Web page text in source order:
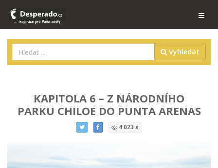
Vyhledat
KAPITOLA 6 – Z NÁRODNÍHO
PARKU CHILOE DO PUNTA ARENAS
4 023 x